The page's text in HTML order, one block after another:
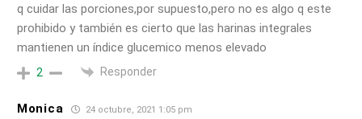
q cuidar las porciones,por supuesto,pero no es algo q este
prohibido y también es cierto que las harinas integrales
mantienen un índice glucemico menos elevado
2 Responder
Monica 24 octubre, 2021 1:05 pm